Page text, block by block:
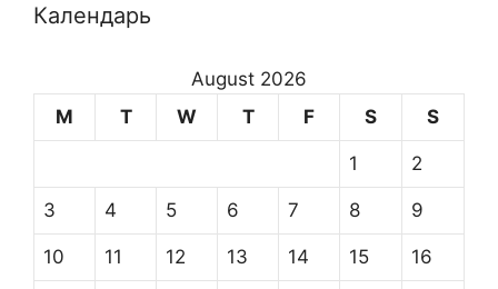
Календарь
August 2026
M
T W T F S S
1 2
3 4 5 6 7 8 9
10 11 12 13 14 15 16